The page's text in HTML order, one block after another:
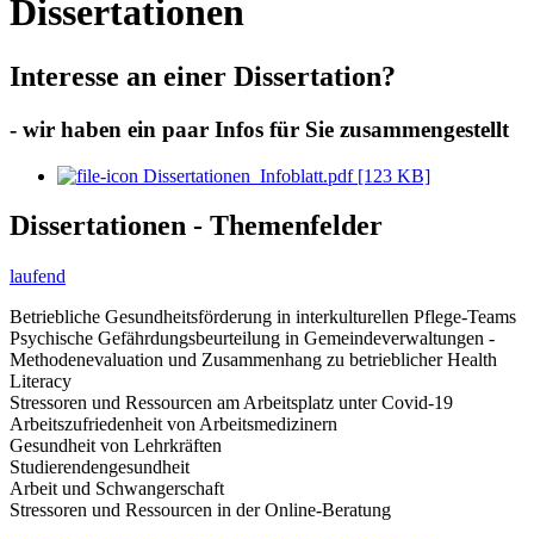
Dissertationen
Interesse an einer Dissertation?
- wir haben ein paar Infos für Sie zusammengestellt
Dissertationen_Infoblatt.pdf [123 KB]
Dissertationen - Themenfelder
laufend
Betriebliche Gesundheitsförderung in interkulturellen Pflege-Teams
Psychische Gefährdungsbeurteilung in Gemeindeverwaltungen -
Methodenevaluation und Zusammenhang zu betrieblicher Health
Literacy
Stressoren und Ressourcen am Arbeitsplatz unter Covid-19
Arbeitszufriedenheit von Arbeitsmedizinern
Gesundheit von Lehrkräften
Studierendengesundheit
Arbeit und Schwangerschaft
Stressoren und Ressourcen in der Online-Beratung